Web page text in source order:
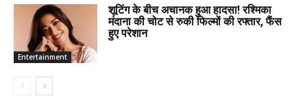
Entertainment
शूटिंग के बीच अचानक हुआ हादसा! रश्मिका
मंदाना की चोट से रुकी फिल्मों की रफ्तार, फैंस
हुए परेशान